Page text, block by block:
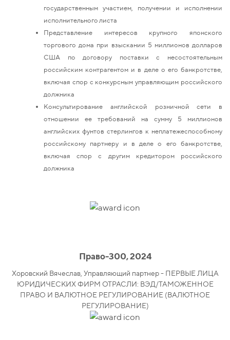
государственным участием, получении и исполнении
исполнительного листа
Представление интересов крупного японского
торгового дома при взыскании 5 миллионов долларов
США по договору поставки с несостоятельным
российским контрагентом и в деле о его банкротстве,
включая спор с конкурсным управляющим российского
должника
Консультирование английской розничной сети в
отношении ее требований на сумму 5 миллионов
английских фунтов стерлингов к неплатежеспособному
российскому партнеру и в деле о его банкротстве,
включая спор с другим кредитором российского
должника
Право-300, 2024
Хоровский Вячеслав, Управляющий партнер - ПЕРВЫЕ ЛИЦА
ЮРИДИЧЕСКИХ ФИРМ ОТРАСЛИ: ВЭД/ТАМОЖЕННОЕ
ПРАВО И ВАЛЮТНОЕ РЕГУЛИРОВАНИЕ (ВАЛЮТНОЕ
РЕГУЛИРОВАНИЕ)